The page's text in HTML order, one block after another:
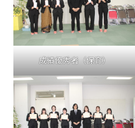
成績優秀者（保育）